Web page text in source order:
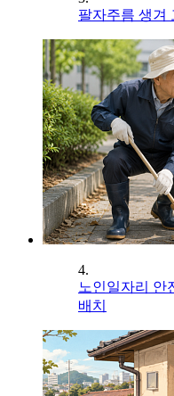
팔자주름 생겨
4.
노인일자리 안
배치